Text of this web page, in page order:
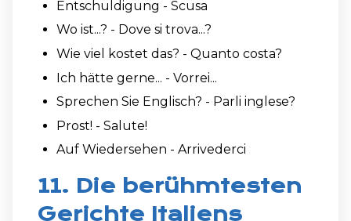
Entschuldigung - Scusa
Wo ist...? - Dove si trova...?
Wie viel kostet das? - Quanto costa?
Ich hätte gerne... - Vorrei...
Sprechen Sie Englisch? - Parli inglese?
Prost! - Salute!
Auf Wiedersehen - Arrivederci
11. Die berühmtesten
Gerichte Italiens